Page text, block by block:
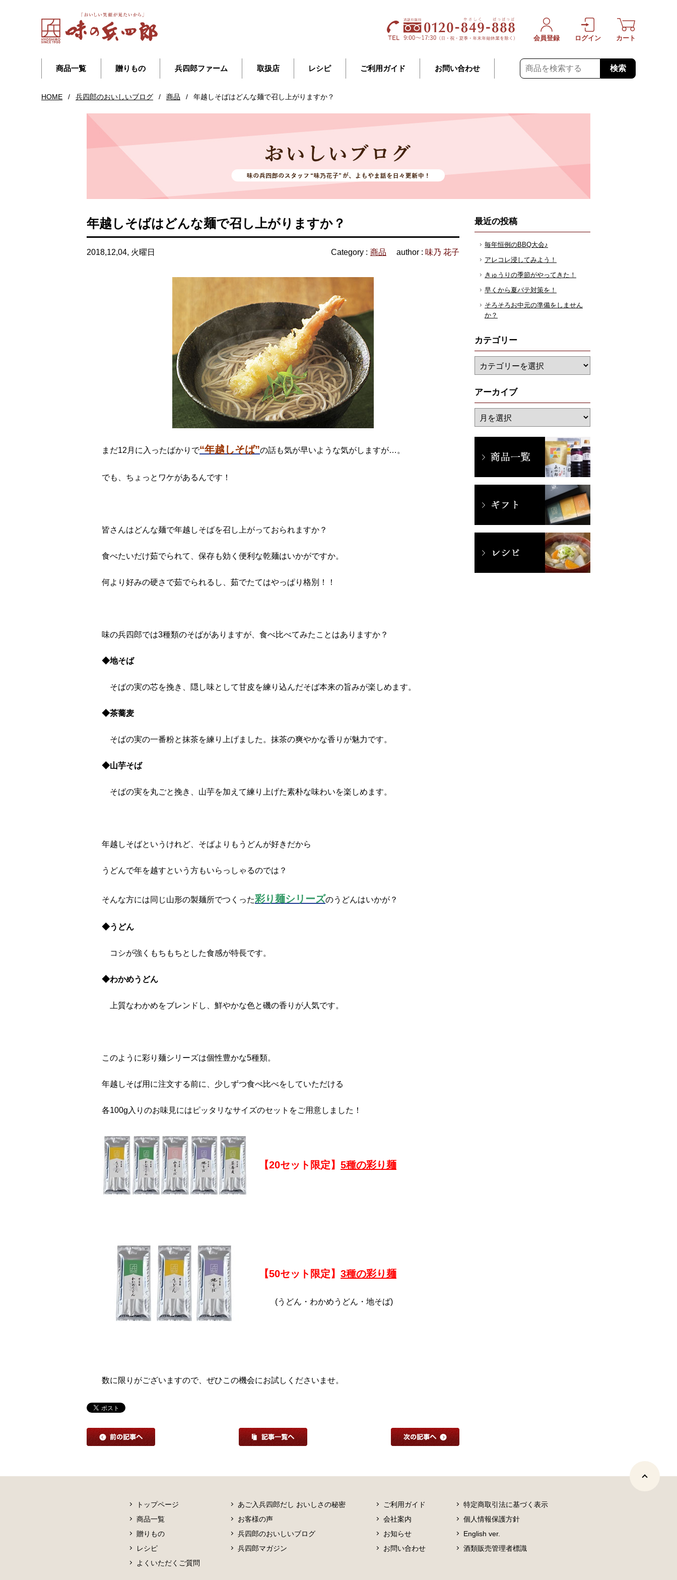
商品一覧 贈りもの 兵四郎ファーム 取扱店 レシピ ご利用ガイド お問い合わせ 検索
会員登録 ログイン カート
HOME / 兵四郎のおいしいブログ / 商品 / 年越しそばはどんな麺で召し上がりますか？
年越しそばはどんな麺で召し上がりますか？
2018,12,04, 火曜日 Category : 商品 author : 味乃 花子
まだ12月に入ったばかりで“年越しそば”の話も気が早いような気がしますが…。
でも、ちょっとワケがあるんです！
皆さんはどんな麺で年越しそばを召し上がっておられますか？
食べたいだけ茹でられて、保存も効く便利な乾麺はいかがですか。
何より好みの硬さで茹でられるし、茹でたてはやっぱり格別！！
味の兵四郎では3種類のそばがありますが、食べ比べてみたことはありますか？
◆地そば
そばの実の芯を挽き、隠し味として甘皮を練り込んだそば本来の旨みが楽しめます。
◆茶蕎麦
そばの実の一番粉と抹茶を練り上げました。抹茶の爽やかな香りが魅力です。
◆山芋そば
そばの実を丸ごと挽き、山芋を加えて練り上げた素朴な味わいを楽しめます。
年越しそばというけれど、そばよりもうどんが好きだから
うどんで年を越すという方もいらっしゃるのでは？
そんな方には同じ山形の製麺所でつくった彩り麺シリーズのうどんはいかが？
◆うどん
コシが強くもちもちとした食感が特長です。
◆わかめうどん
上質なわかめをブレンドし、鮮やかな色と磯の香りが人気です。
このように彩り麺シリーズは個性豊かな5種類。
年越しそば用に注文する前に、少しずつ食べ比べをしていただける
各100g入りのお味見にはピッタリなサイズのセットをご用意しました！
【20セット限定】 5種の彩り麺
【50セット限定】 3種の彩り麺
(うどん・わかめうどん・地そば)
数に限りがございますので、ぜひこの機会にお試しくださいませ。
最近の投稿
毎年恒例のBBQ大会♪
アレコレ浸してみよう！
きゅうりの季節がやってきた！
早くから夏バテ対策を！
そろそろお中元の準備をしません
か？
カテゴリー
アーカイブ
トップページ
商品一覧
贈りもの
レシピ
よくいただくご質問
あご入兵四郎だし おいしさの秘密
お客様の声
兵四郎のおいしいブログ
兵四郎マガジン
ご利用ガイド
会社案内
お知らせ
お問い合わせ
特定商取引法に基づく表示
個人情報保護方針
English ver.
酒類販売管理者標識